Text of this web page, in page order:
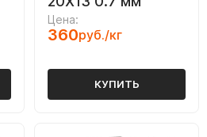
Цена:
360руб./кг
КУПИТЬ